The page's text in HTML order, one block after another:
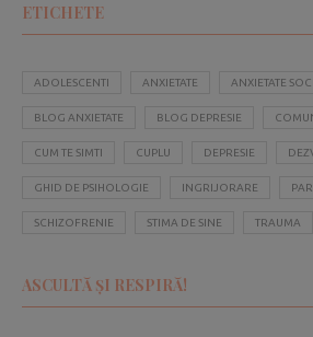
ETICHETE
ADOLESCENTI ANXIETATE ANXIETATE
BLOG ANXIETATE BLOG DEPRESIE
CUM TE SIMTI CUPLU DEPRESIE
GHID DE PSIHOLOGIE INGRIJORARE
SCHIZOFRENIE STIMA DE SINE TRAUMA
ASCULTĂ ȘI RESPIRĂ!